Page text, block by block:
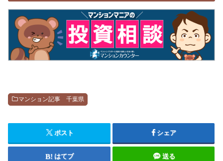
マンション記事 千葉県
ポスト シェア
はてブ 送る